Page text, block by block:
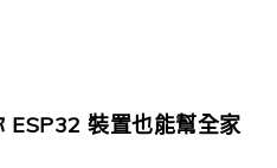
ESP32 裝置也能幫全家